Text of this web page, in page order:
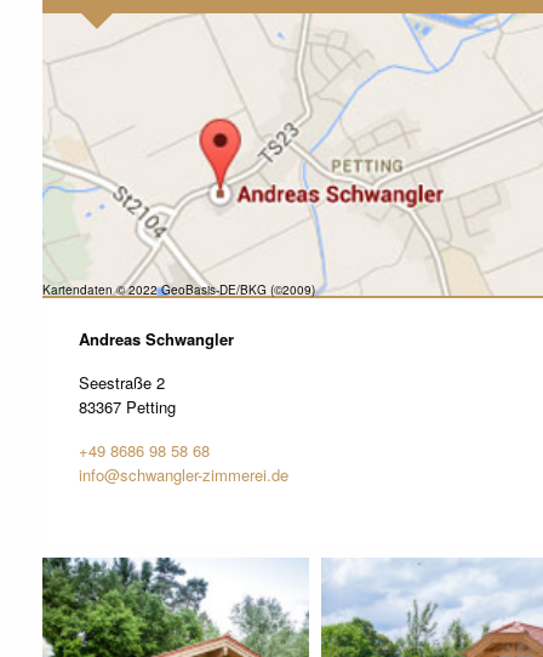
Kartendaten © 2022 GeoBasis-DE/BKG (©2009)
Andreas Schwangler
Seestraße 2
83367 Petting
+49 8686 98 58 68
info@schwangler-zimmerei.de